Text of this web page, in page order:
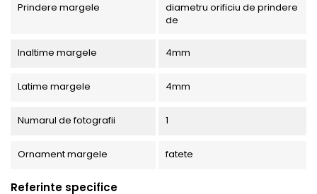
Prindere margele
diametru orificiu de prindere
de
Inaltime margele 4mm
Latime margele 4mm
Numarul de fotografii 1
Ornament margele fatete
Referinte specifice